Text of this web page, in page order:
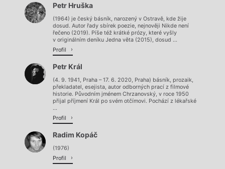
Petr Hruška
(1964) je český básník, narozený v Ostravě, kde žije
dosud. Autor řady sbírek poezie, nejnověji Nikde není
řečeno (2019). Píše též krátké prózy, které vyšly
v originálním deníku Jedna věta (2015), dosud ...
Profil
Petr Král
(4. 9. 1941, Praha – 17. 6. 2020, Praha) básník, prozaik,
překladatel, esejista, autor odborných prací z filmové
historie. Původním jménem Chrzanovský, v roce 1950
přijal příjmení Král po svém otčímovi. Pochází z lékařské
...
Profil
Radim Kopáč
(1976)
Profil